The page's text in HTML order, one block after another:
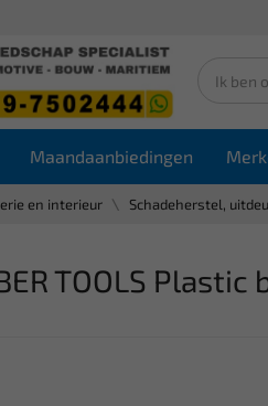
Maandaanbiedingen
en interieur Schadeherstel,
TOOLS